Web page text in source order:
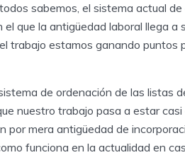
sabemos, el sistema actual
que la antigüedad laboral llega a
trabajo estamos ganando puntos
de ordenación de las listas
nuestro trabajo pasa a estar
por mera antigüedad de
funciona en la actualidad en